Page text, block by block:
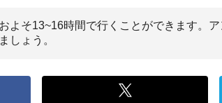
よそ13~16時間で行くことができます。
しょう。